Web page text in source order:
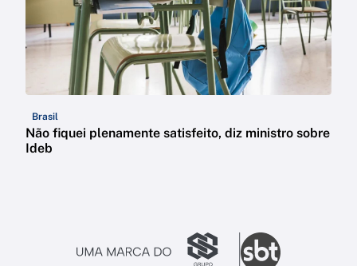
Brasil
Não fiquei plenamente satisfeito, diz ministro sobre
Ideb